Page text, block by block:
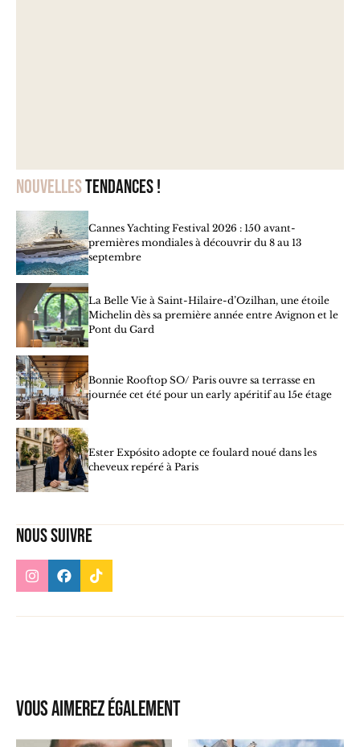
Nouvellestendances !
Cannes Yachting Festival 2026 : 150 avant-
premières mondiales à découvrir du 8 au 13
septembre
La Belle Vie à Saint-Hilaire-d’Ozilhan, une étoile
Michelin dès sa première année entre Avignon et le
Pont du Gard
Bonnie Rooftop SO/ Paris ouvre sa terrasse en
journée cet été pour un early apéritif au 15e étage
Ester Expósito adopte ce foulard noué dans les
cheveux repéré à Paris
Nous suivre
Vous aimerez également